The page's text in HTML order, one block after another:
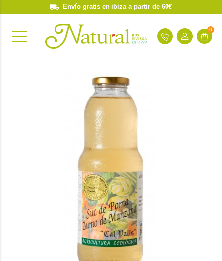
Envío gratis en ibiza a partir de 60€
0